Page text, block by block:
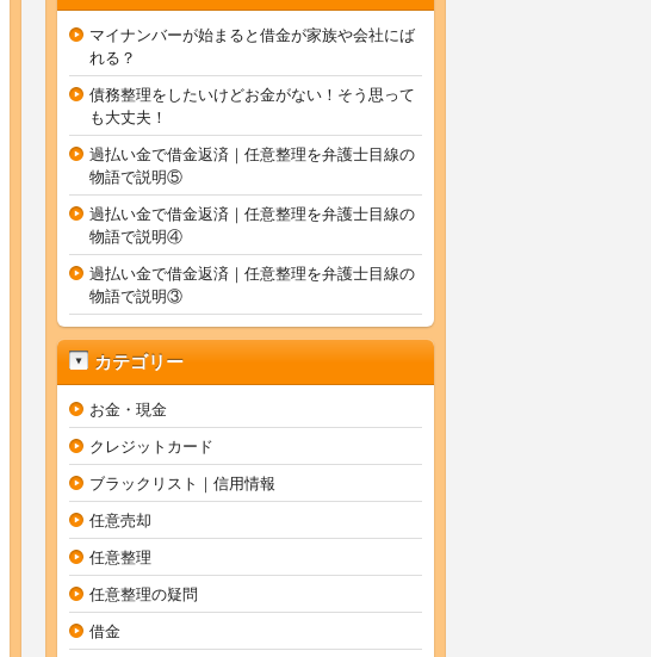
マイナンバーが始まると借金が家族や会社にば
れる？
債務整理をしたいけどお金がない！そう思って
も大丈夫！
過払い金で借金返済｜任意整理を弁護士目線の
物語で説明⑤
過払い金で借金返済｜任意整理を弁護士目線の
物語で説明④
過払い金で借金返済｜任意整理を弁護士目線の
物語で説明③
カテゴリー
お金・現金
クレジットカード
ブラックリスト｜信用情報
任意売却
任意整理
任意整理の疑問
借金